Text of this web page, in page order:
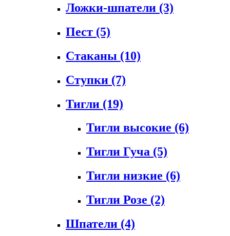
Ложки-шпатели (3)
Пест (5)
Стаканы (10)
Ступки (7)
Тигли (19)
Тигли высокие (6)
Тигли Гуча (5)
Тигли низкие (6)
Тигли Розе (2)
Шпатели (4)